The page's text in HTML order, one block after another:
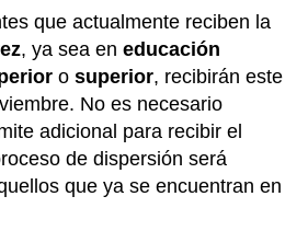
que actualmente reciben la
, ya sea en educación
o superior, recibirán este
No es necesario
adicional para recibir el
de dispersión será
que ya se encuentran en